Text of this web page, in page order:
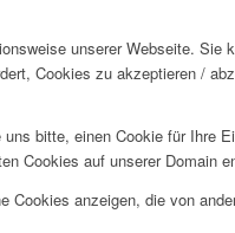
unserer Webseite. Sie
Cookies zu akzeptieren /
bitte, einen Cookie für Ihre
Cookies auf unserer Domain
anzeigen, die von